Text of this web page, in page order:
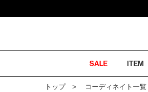
SALE ITEM
トップ
コーディネイト一覧